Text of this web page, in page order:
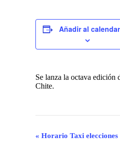
Añadir al
Se lanza la octava edición
Chite.
Navegación
« Horario Taxi elecciones